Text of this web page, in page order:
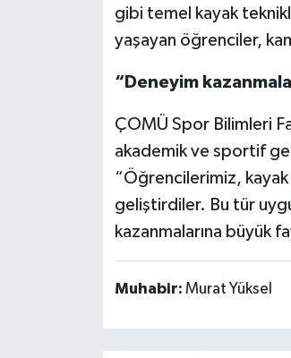
gibi temel kayak
yaşayan öğrenciler,
“Deneyim
ÇOMÜ Spor Bilimleri
akademik ve sportif
“Öğrencilerimiz,
geliştirdiler. Bu tür
kazanmalarına büyük
Muhabir: Murat Yüksel